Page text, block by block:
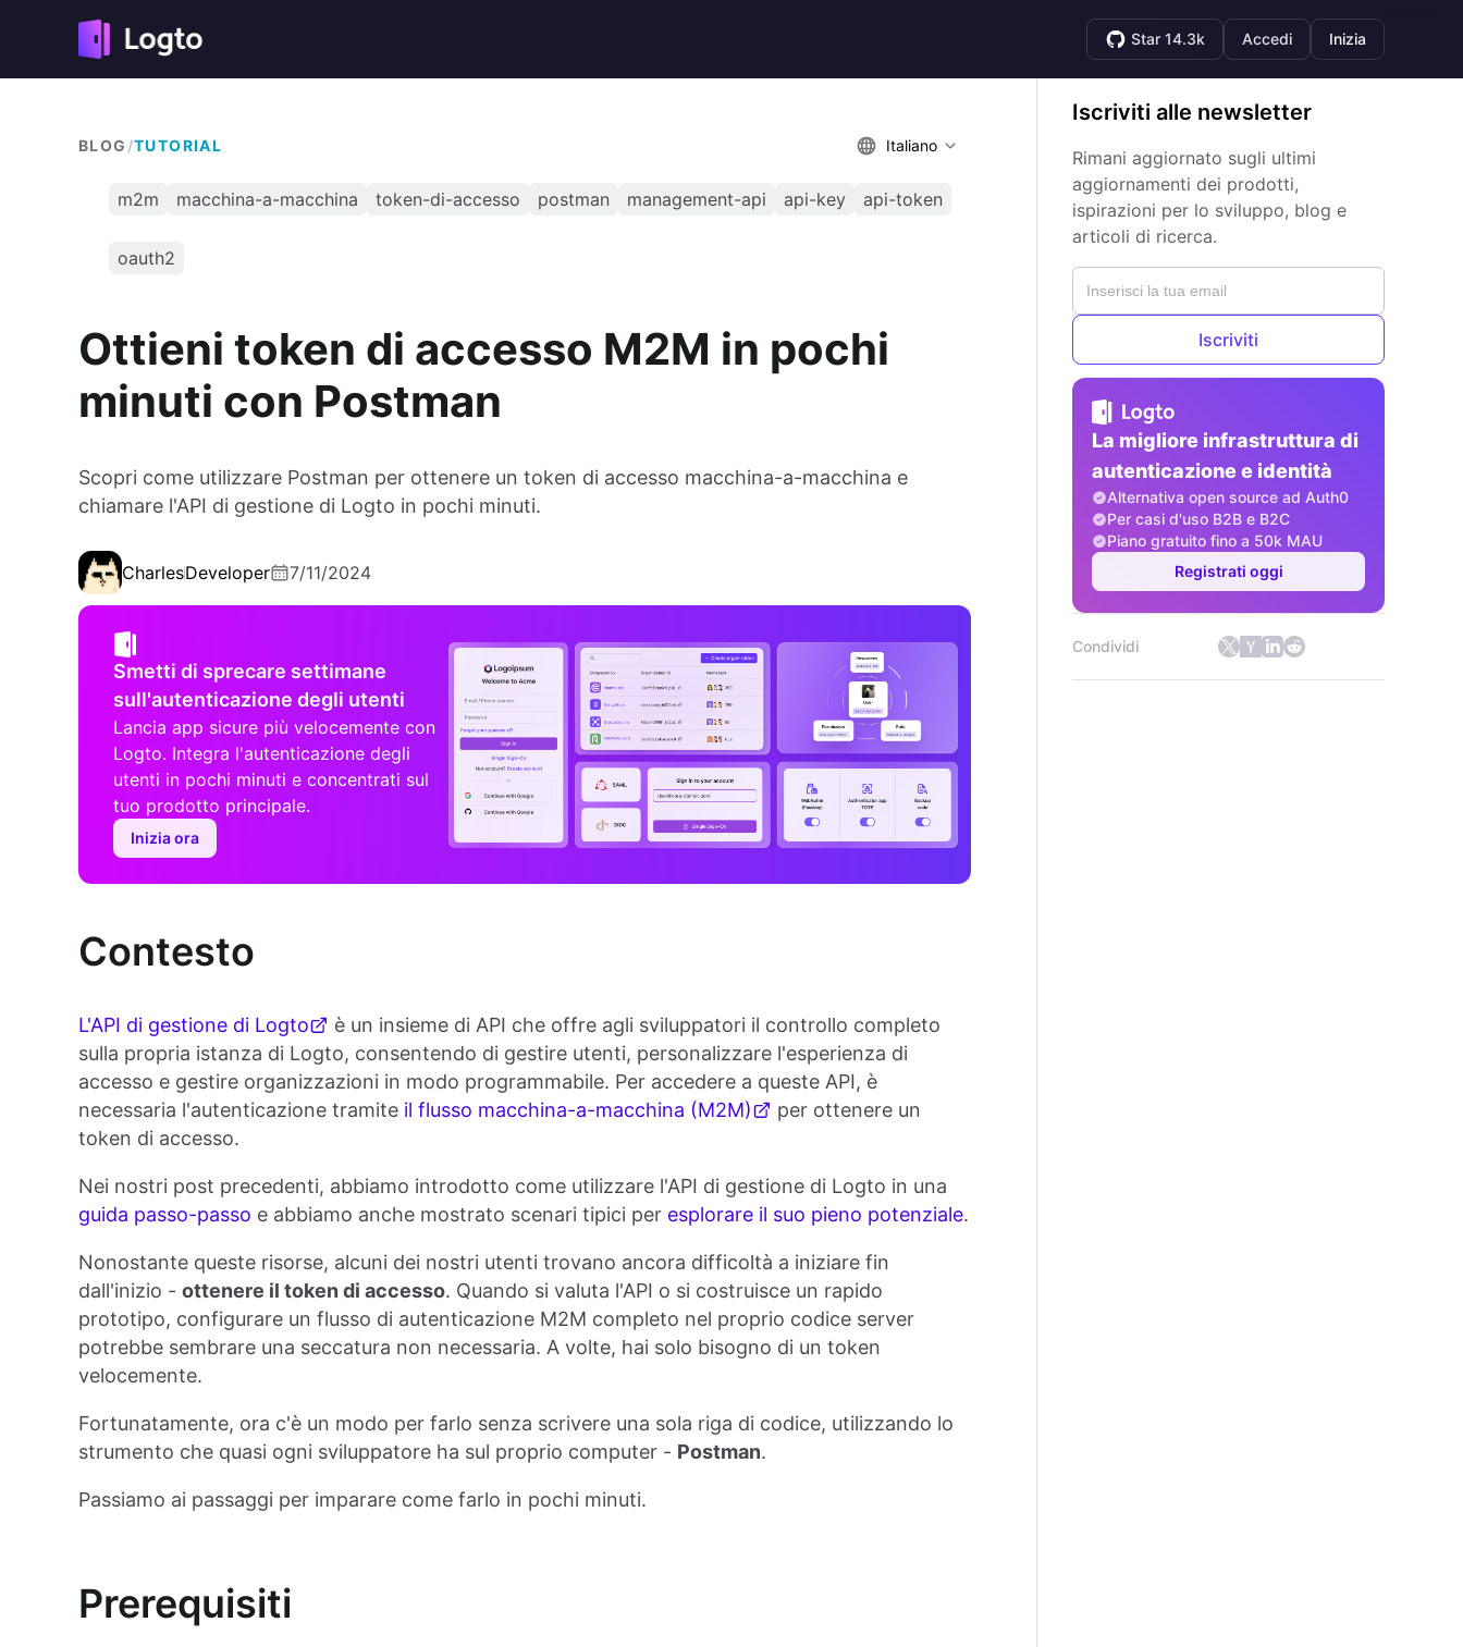
Star 14.3k Accedi Inizia
BLOG /TUTORIAL Italiano
m2m macchina-a-macchina token-di-accesso postman management-api api-key api-token
oauth2
Ottieni token di accesso M2M in pochi
minuti con Postman
Scopri come utilizzare Postman per ottenere un token di accesso macchina-a-macchina e
chiamare l'API di gestione di Logto in pochi minuti.
CharlesDeveloper 7/11/2024
Smetti di sprecare settimane
sull'autenticazione degli utenti
Lancia app sicure più velocemente con
Logto. Integra l'autenticazione degli
utenti in pochi minuti e concentrati sul
tuo prodotto principale.
Inizia ora
Contesto
L'API di gestione di Logto
è un insieme di API che offre agli sviluppatori il controllo completo
sulla propria istanza di Logto, consentendo di gestire utenti, personalizzare l'esperienza di
accesso e gestire organizzazioni in modo programmabile. Per accedere a queste API, è
necessaria l'autenticazione tramite il flusso macchina-a-macchina (M2M)
per ottenere un
token di accesso.
Nei nostri post precedenti, abbiamo introdotto come utilizzare l'API di gestione di Logto in una
guida passo-passo e abbiamo anche mostrato scenari tipici per esplorare il suo pieno potenziale.
Nonostante queste risorse, alcuni dei nostri utenti trovano ancora difficoltà a iniziare fin
dall'inizio - ottenere il token di accesso. Quando si valuta l'API o si costruisce un rapido
prototipo, configurare un flusso di autenticazione M2M completo nel proprio codice server
potrebbe sembrare una seccatura non necessaria. A volte, hai solo bisogno di un token
velocemente.
Fortunatamente, ora c'è un modo per farlo senza scrivere una sola riga di codice, utilizzando lo
strumento che quasi ogni sviluppatore ha sul proprio computer - Postman.
Passiamo ai passaggi per imparare come farlo in pochi minuti.
Prerequisiti
Iscriviti alle newsletter
Rimani aggiornato sugli ultimi
aggiornamenti dei prodotti,
ispirazioni per lo sviluppo, blog e
articoli di ricerca.
Iscriviti
La migliore infrastruttura di
autenticazione e identità
Alternativa open source ad Auth0
Per casi d'uso B2B e B2C
Piano gratuito fino a 50k MAU
Registrati oggi
Condividi